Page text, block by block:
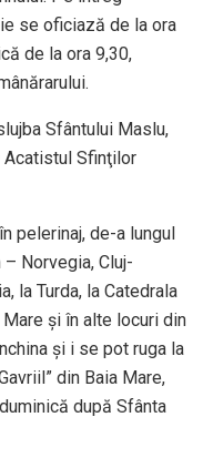
se oficiază de la ora
de la ora 9,30,
Sfântului Maslu,
Acatistul Sfinţilor
pelerinaj, de-a lungul
Norvegia, Cluj-
la Turda, la Catedrala
Mare şi în alte locuri din
şi i se pot ruga la
din Baia Mare,
după Sfânta